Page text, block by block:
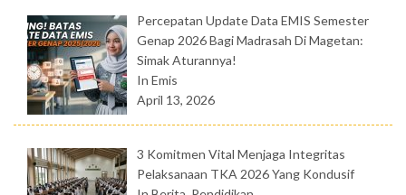
Percepatan Update Data EMIS Semester
Genap 2026 Bagi Madrasah Di Magetan:
Simak Aturannya!
In Emis
April 13, 2026
3 Komitmen Vital Menjaga Integritas
Pelaksanaan TKA 2026 Yang Kondusif